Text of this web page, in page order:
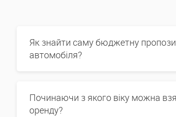
Як знайти саму бюджетну
автомобіля?
Починаючи з якого віку можна
оренду?